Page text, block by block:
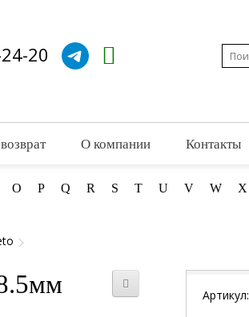
20
О компании Контакты
O P Q R S T U V W X
Артикул: